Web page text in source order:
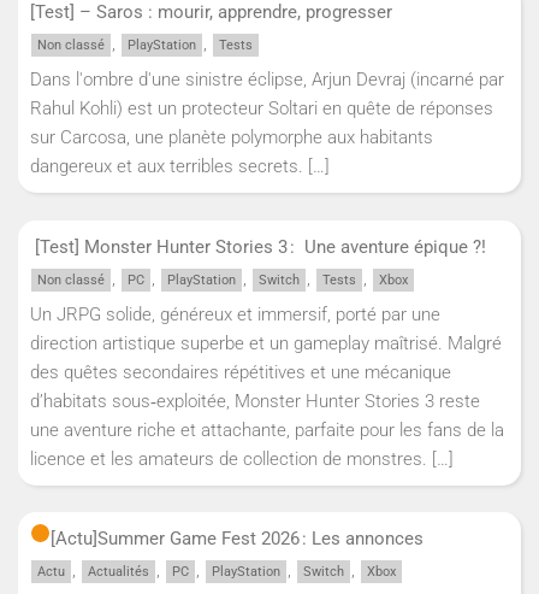
[Test] – Saros : mourir, apprendre, progresser
Non classé , PlayStation , Tests
Dans l'ombre d'une sinistre éclipse, Arjun Devraj (incarné par
Rahul Kohli) est un protecteur Soltari en quête de réponses
sur Carcosa, une planète polymorphe aux habitants
dangereux et aux terribles secrets. […]
[Test] Monster Hunter Stories 3 : Une aventure épique ?!
Non classé , PC , PlayStation , Switch , Tests , Xbox
Un JRPG solide, généreux et immersif, porté par une
direction artistique superbe et un gameplay maîtrisé. Malgré
des quêtes secondaires répétitives et une mécanique
d’habitats sous‑exploitée, Monster Hunter Stories 3 reste
une aventure riche et attachante, parfaite pour les fans de la
licence et les amateurs de collection de monstres. […]
[Actu]Summer Game Fest 2026 : Les annonces
Actu , Actualités , PC , PlayStation , Switch , Xbox